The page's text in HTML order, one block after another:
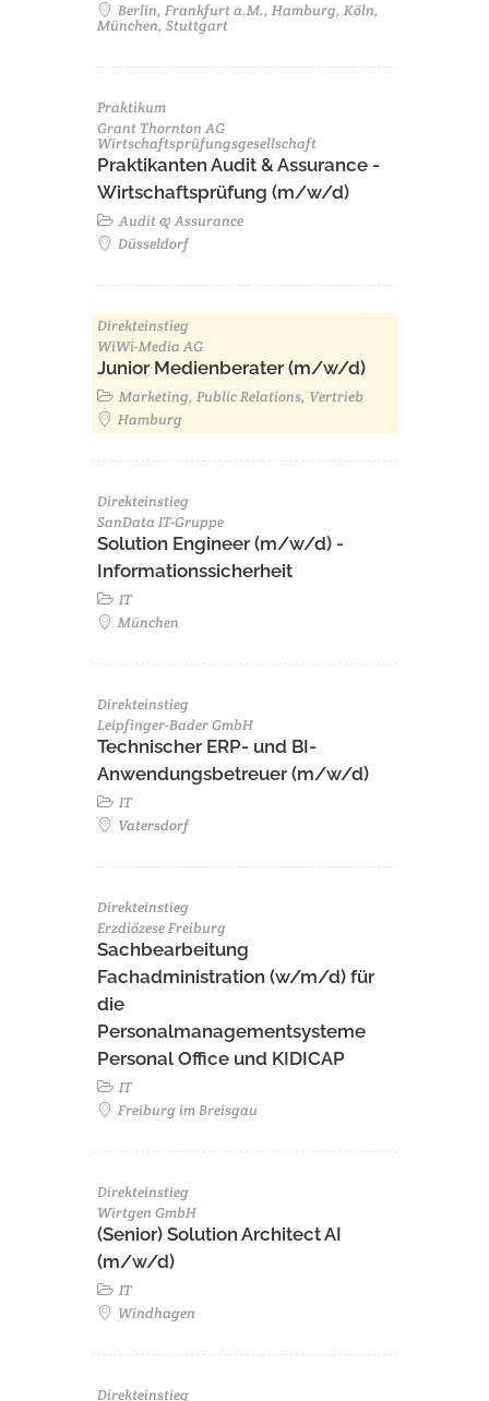
Berlin, Frankfurt a.M., Hamburg, Köln,
München, Stuttgart
Praktikum
Grant Thornton AG
Wirtschaftsprüfungsgesellschaft
Praktikanten Audit & Assurance -
Wirtschaftsprüfung (m/w/d)
Audit & Assurance
Düsseldorf
Direkteinstieg
WiWi-Media AG
Junior Medienberater (m/w/d)
Marketing, Public Relations, Vertrieb
Hamburg
Direkteinstieg
SanData IT-Gruppe
Solution Engineer (m/w/d) -
Informationssicherheit
IT
München
Direkteinstieg
Leipfinger-Bader GmbH
Technischer ERP- und BI-
Anwendungsbetreuer (m/w/d)
IT
Vatersdorf
Direkteinstieg
Erzdiözese Freiburg
Sachbearbeitung
Fachadministration (w/m/d) für
die
Personalmanagementsysteme
Personal Office und KIDICAP
IT
Freiburg im Breisgau
Direkteinstieg
Wirtgen GmbH
(Senior) Solution Architect AI
(m/w/d)
IT
Windhagen
Direkteinstieg